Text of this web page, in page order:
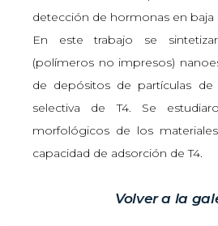
detección de hormonas en baja
En este trabajo se
(polímeros no impresos)
de depósitos de partículas de
selectiva de T4. Se
morfológicos de los
capacidad de adsorción de T4.
Volver a la